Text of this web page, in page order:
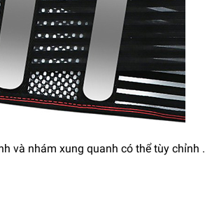
và nhám xung quanh có thể tùy chỉnh .